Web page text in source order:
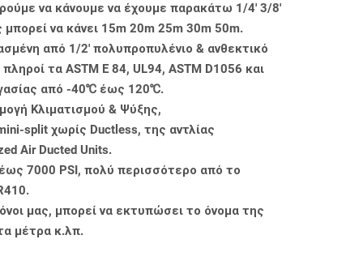
να κάνουμε να έχουμε παρακάτω 1/4' 3/8'
να κάνει 15m 20m 25m 30m 50m.
από 1/2' πολυπροπυλένιο & ανθεκτικό
τα ASTM E 84, UL94, ASTM D1056 και
από -40℃ έως 120℃.
Κλιματισμού & Ψύξης,
split χωρίς Ductless, της αντλίας
Air Ducted Units.
7000 PSI, πολύ περισσότερο από το
μας, μπορεί να εκτυπώσει το όνομα της
μέτρα κ.λπ.